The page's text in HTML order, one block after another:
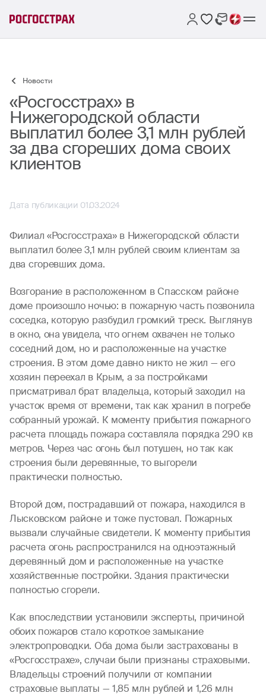
Новости
«Росгосстрах» в
Нижегородской области
выплатил более 3,1 млн рублей
за два сгореших дома своих
клиентов
Дата публикации 01.03.2024
Филиал «Росгосстраха» в Нижегородской области
выплатил более 3,1 млн рублей своим клиентам за
два сгоревших дома.
Возгорание в расположенном в Спасском районе
доме произошло ночью: в пожарную часть позвонила
соседка, которую разбудил громкий треск. Выглянув
в окно, она увидела, что огнем охвачен не только
соседний дом, но и расположенные на участке
строения. В этом доме давно никто не жил — его
хозяин переехал в Крым, а за постройками
присматривал брат владельца, который заходил на
участок время от времени, так как хранил в погребе
собранный урожай. К моменту прибытия пожарного
расчета площадь пожара составляла порядка 290 кв
метров. Через час огонь был потушен, но так как
строения были деревянные, то выгорели
практически полностью.
Второй дом, пострадавший от пожара, находился в
Лысковском районе и тоже пустовал. Пожарных
вызвали случайные свидетели. К моменту прибытия
расчета огонь распространился на одноэтажный
деревянный дом и расположенные на участке
хозяйственные постройки. Здания практически
полностью сгорели.
Как впоследствии установили эксперты, причиной
обоих пожаров стало короткое замыкание
электропроводки. Оба дома были застрахованы в
«Росгосстрахе», случаи были признаны страховыми.
Владельцы строений получили от компании
страховые выплаты — 1,85 млн рублей и 1,26 млн